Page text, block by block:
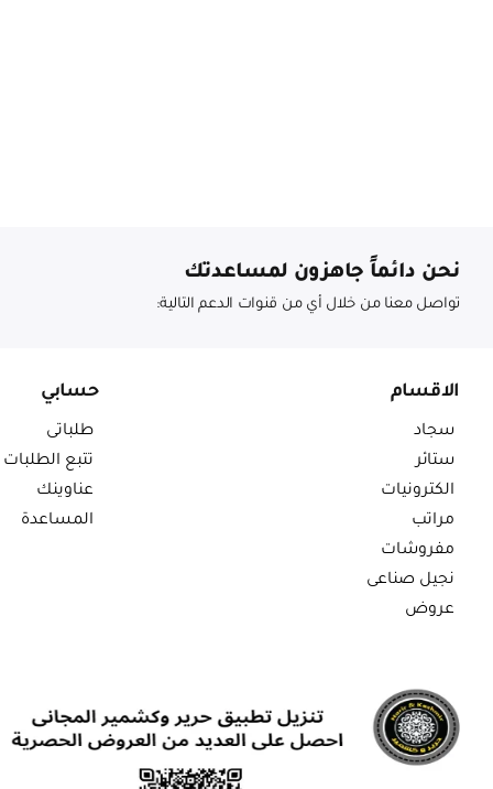
نحن دائماً جاهزون لمساعدتك
تواصل معنا من خلال أي من قنوات الدعم التالية:
الاقسام
سجاد
ستائر
الكترونيات
مراتب
مفروشات
نجيل صناعى
عروض
حسابي
طلباتى
تتبع الطلبات
عناوينك
المساعدة